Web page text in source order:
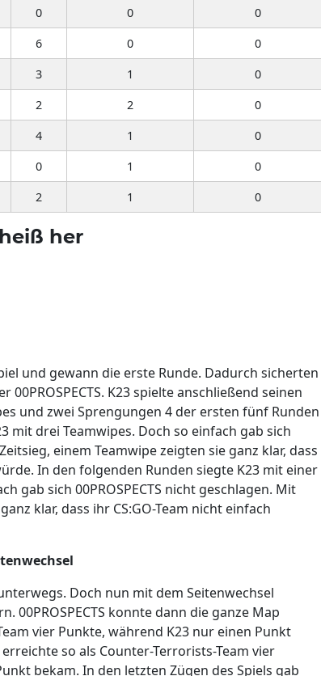
0 0
0
6 0
0
3 1
0
2 2
0
4 1
0
0 1
0
2 1 0
her
und gewann die erste Runde. Dadurch sicherten
K23 spielte anschließend seinen
und zwei Sprengungen 4 der ersten fünf Runden
mit drei Teamwipes. Doch so einfach gab sich
einem Teamwipe zeigten sie ganz klar, dass
In den folgenden Runden siegte K23 mit einer
gab sich 00PROSPECTS nicht geschlagen. Mit
klar, dass ihr CS:GO-Team nicht einfach
Doch nun mit dem Seitenwechsel
00PROSPECTS konnte dann die ganze Map
vier Punkte, während K23 nur einen Punkt
so als Counter-Terrorists-Team vier
bekam. In den letzten Zügen des Spiels gab